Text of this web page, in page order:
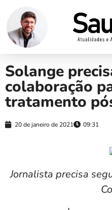
Solange
colaboração
tratamento
20 de janeiro de 2021 09:31
Jornalista precisa